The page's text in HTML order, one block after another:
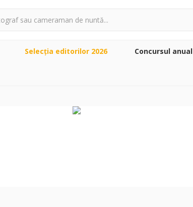
Selecţia editorilor 2026 Concursul anual